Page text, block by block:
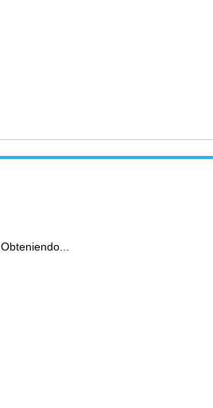
Obteniendo...